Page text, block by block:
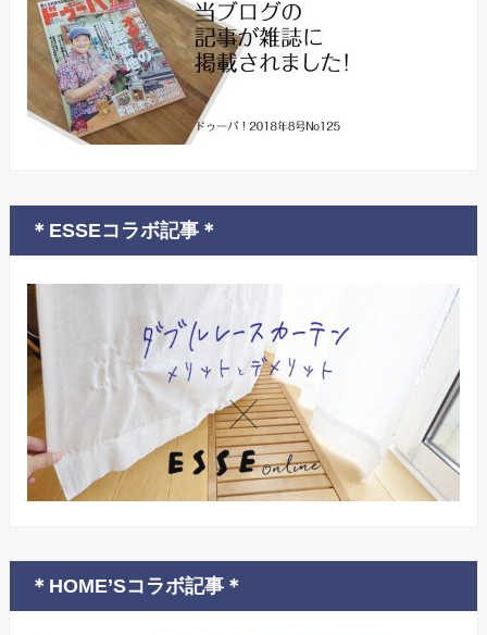
＊ESSEコラボ記事＊
＊HOME’Sコラボ記事＊